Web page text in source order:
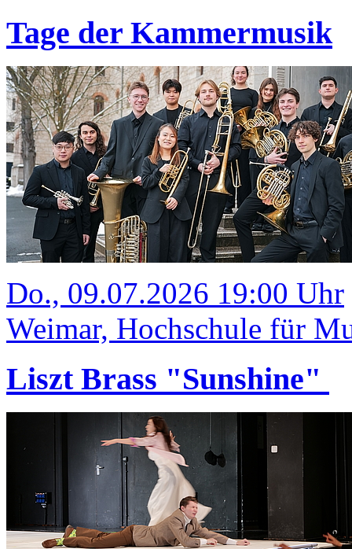
Tage der Kammermusik
Do., 09.07.2026 19:00 Uhr
Weimar, Hochschule für
Liszt Brass "Sunshine"